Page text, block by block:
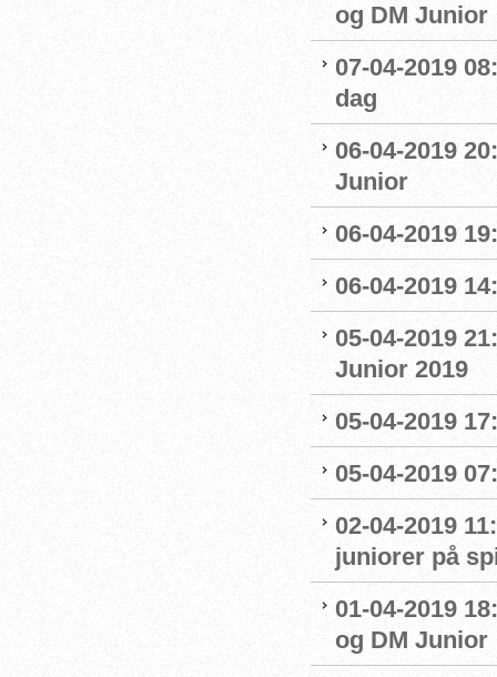
og DM Junior
07-04-2019
dag
06-04-2019
Junior
06-04-2019
06-04-2019
05-04-2019
Junior 2019
05-04-2019
05-04-2019
02-04-2019
juniorer på
01-04-2019
og DM Junior